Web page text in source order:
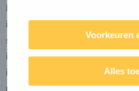
Voorkeuren
Alles
Het zakelijke landschap
intensiteit van exogene
schokken kunnen leiden tot
inkomsten voor bedrijven.
inzicht in de omvang en het
risico’s, waardoor ze nog